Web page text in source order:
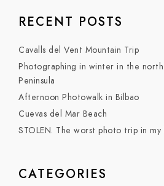
RECENT POSTS
Cavalls del Vent Mountain Trip
Photographing in winter in the
Peninsula
Afternoon Photowalk in Bilbao
Cuevas del Mar Beach
STOLEN. The worst photo trip in my
CATEGORIES